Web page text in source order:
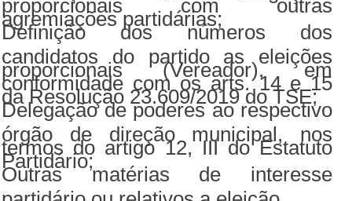
agremiações partidárias;
Definição dos números dos
candidatos do partido as eleições
proporcionais (Vereador), em
conformidade com os arts. 14 e 15
da Resolução 23.609/2019 do TSE;
Delegação de poderes ao respectivo
órgão de direção municipal, nos
termos do artigo 12, III do Estatuto
Partidário;
Outras matérias de interesse
partidário ou relativos a eleição.